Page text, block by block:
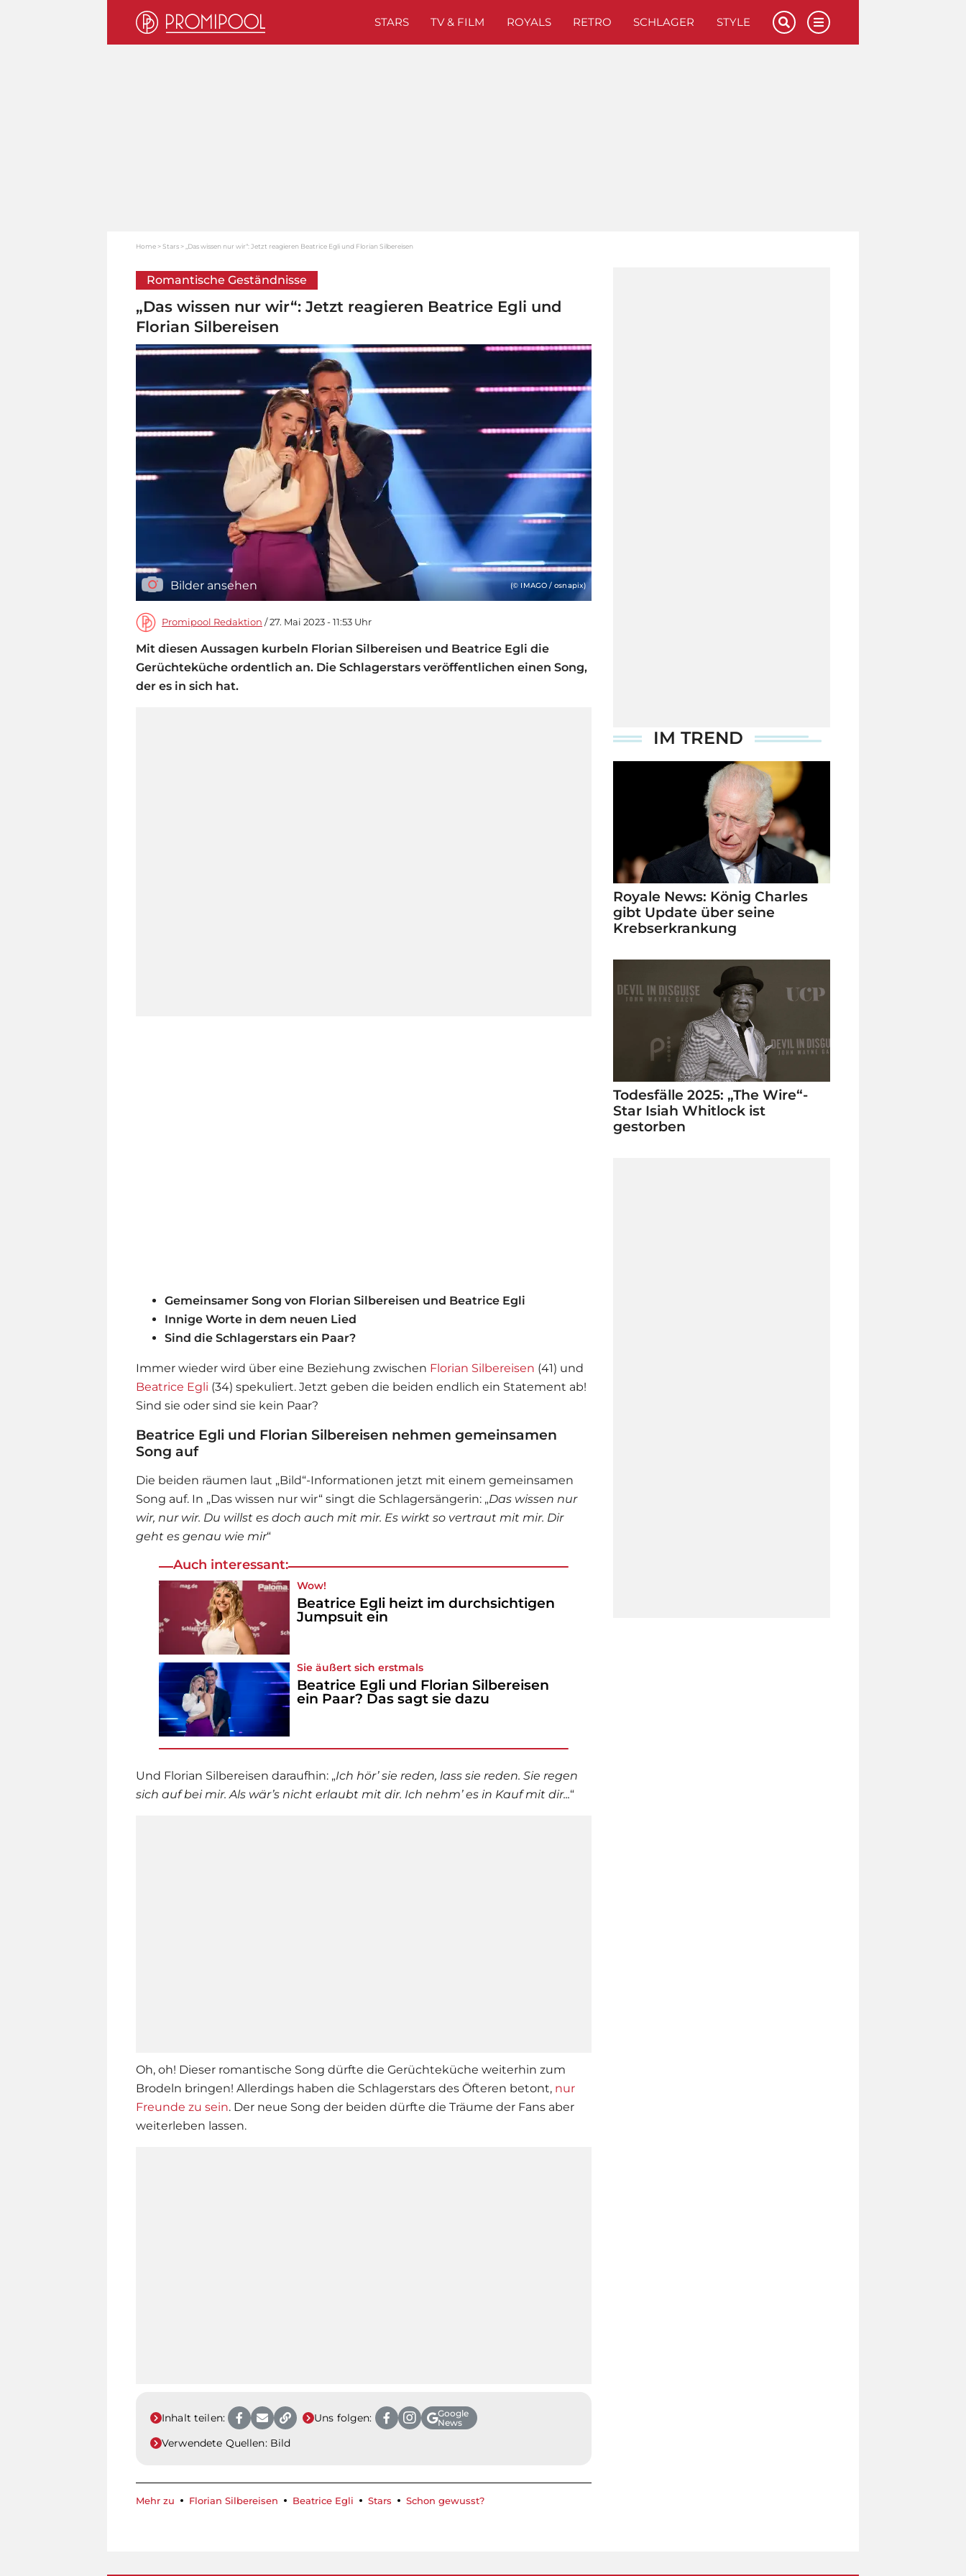
STARS TV & FILM ROYALS RETRO SCHLAGER STYLE
Home Stars „Das wissen nur wir“: Jetzt reagieren Beatrice Egli und Florian Silbereisen
Romantische Geständnisse
„Das wissen nur wir“: Jetzt reagieren Beatrice Egli und
Florian Silbereisen
Bilder ansehen (© IMAGO / osnapix)
Promipool Redaktion / 27. Mai 2023 - 11:53 Uhr
Mit diesen Aussagen kurbeln Florian Silbereisen und Beatrice Egli die
Gerüchteküche ordentlich an. Die Schlagerstars veröffentlichen einen Song,
der es in sich hat.
Gemeinsamer Song von Florian Silbereisen und Beatrice Egli
Innige Worte in dem neuen Lied
Sind die Schlagerstars ein Paar?
Immer wieder wird über eine Beziehung zwischen Florian Silbereisen (41) und
Beatrice Egli (34) spekuliert. Jetzt geben die beiden endlich ein Statement ab!
Sind sie oder sind sie kein Paar?
Beatrice Egli und Florian Silbereisen nehmen gemeinsamen
Song auf
Die beiden räumen laut „Bild“-Informationen jetzt mit einem gemeinsamen
Song auf. In „Das wissen nur wir“ singt die Schlagersängerin: „Das wissen nur
wir, nur wir. Du willst es doch auch mit mir. Es wirkt so vertraut mit mir. Dir
geht es genau wie mir“
Auch interessant:
Wow!
Beatrice Egli heizt im durchsichtigen
Jumpsuit ein
Sie äußert sich erstmals
Beatrice Egli und Florian Silbereisen
ein Paar? Das sagt sie dazu
Und Florian Silbereisen daraufhin: „Ich hör’ sie reden, lass sie reden. Sie regen
sich auf bei mir. Als wär’s nicht erlaubt mit dir. Ich nehm’ es in Kauf mit dir...“
Oh, oh! Dieser romantische Song dürfte die Gerüchteküche weiterhin zum
Brodeln bringen! Allerdings haben die Schlagerstars des Öfteren betont, nur
Freunde zu sein. Der neue Song der beiden dürfte die Träume der Fans aber
weiterleben lassen.
Inhalt teilen: Uns folgen:
Google
News
Verwendete Quellen: Bild
Mehr zu Florian Silbereisen Beatrice Egli Stars Schon gewusst?
IM TREND
Royale News: König Charles
gibt Update über seine
Krebserkrankung
Todesfälle 2025: „The Wire“-
Star Isiah Whitlock ist
gestorben